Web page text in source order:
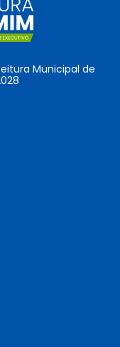
Municipal de